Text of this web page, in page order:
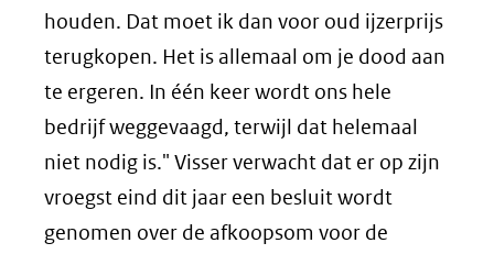
houden. Dat moet ik dan voor oud ijzerprijs
terugkopen. Het is allemaal om je dood aan
te ergeren. In één keer wordt ons hele
bedrijf weggevaagd, terwijl dat helemaal
niet nodig is." Visser verwacht dat er op zijn
vroegst eind dit jaar een besluit wordt
genomen over de afkoopsom voor de